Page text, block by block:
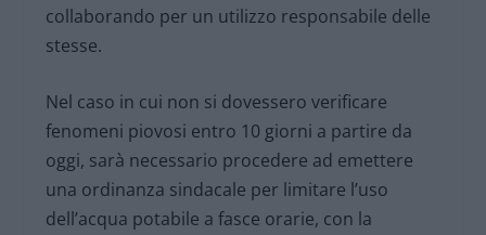
collaborando per un utilizzo responsabile delle
stesse.
Nel caso in cui non si dovessero verificare
fenomeni piovosi entro 10 giorni a partire da
oggi, sarà necessario procedere ad emettere
una ordinanza sindacale per limitare l’uso
dell’acqua potabile a fasce orarie, con la